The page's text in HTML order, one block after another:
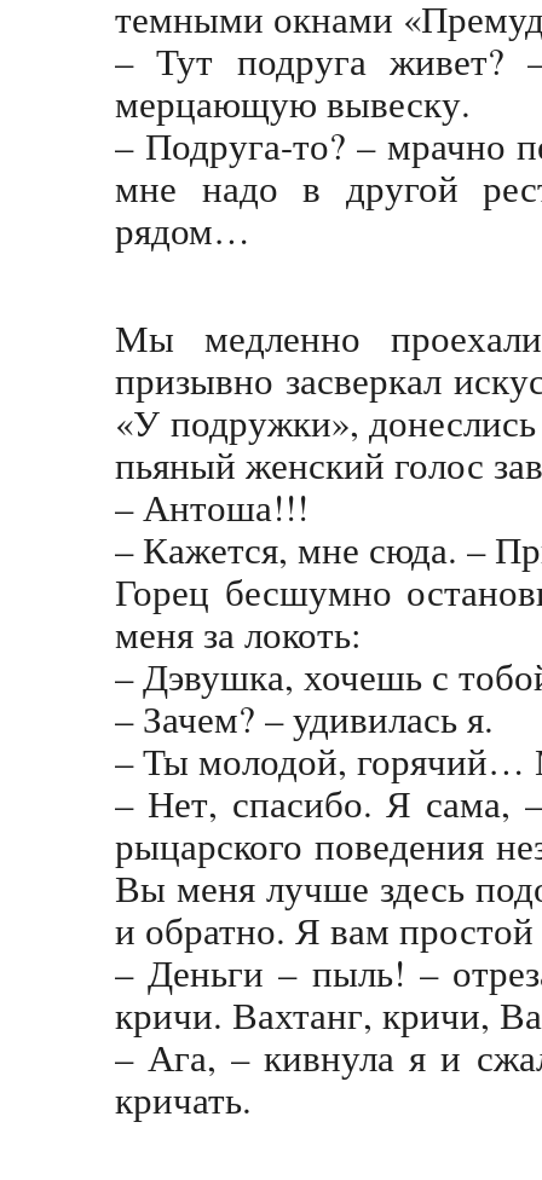
темными окнами
– Тут подруга живет?
мерцающую вывеску.
– Подруга-то? – мрачно
мне надо в другой
рядом…
Мы медленно
призывно засверкал
«У подружки»,
пьяный женский голос
– Антоша!!!
– Кажется, мне сюда. –
Горец бесшумно
меня за локоть:
– Дэвушка, хочешь с
– Зачем? – удивилась я.
– Ты молодой, горячий…
– Нет, спасибо. Я сама, –
рыцарского поведения
Вы меня лучше здесь
и обратно. Я вам
– Деньги – пыль! –
кричи. Вахтанг, кричи,
– Ага, – кивнула я и
кричать.